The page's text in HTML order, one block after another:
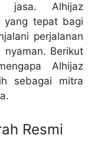
jasa. Alhijaz
yang tepat bagi
perjalanan
Berikut
Alhijaz
sebagai mitra
Resmi